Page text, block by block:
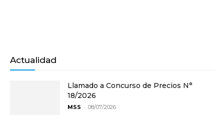
Actualidad
Llamado a Concurso de Precios N°
18/2026
MSS - 08/07/2026